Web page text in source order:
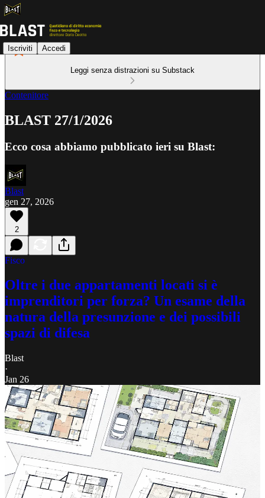
Iscriviti Accedi
Leggi senza distrazioni su Substack
Contenitore
BLAST 27/1/2026
Ecco cosa abbiamo pubblicato ieri su Blast:
Blast
gen 27, 2026
2
Fisco
Oltre i due appartamenti locati si è
imprenditori per forza? Un esame della
natura della presunzione e dei possibili
spazi di difesa
Blast
·
Jan 26